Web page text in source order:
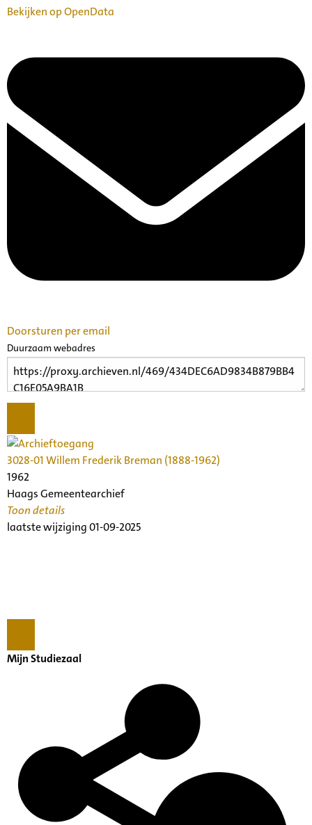
Bekijken op OpenData
Doorsturen per email
Duurzaam webadres
3028-01 Willem Frederik Breman (1888-1962)
1962
Haags Gemeentearchief
Toon details
Datering:
Openbaarheid:
Een beschrijving van dit archief in de Collecties Nederlands
Muziek Instituut is nog niet beschikbaar op deze website.
Voor meer informatie kunt u contact opnemen via het e-
mailadres nederlandsmuziekinstituut@denhaag.nl
Categorie:
Families en Personen
Kunst, Cultuur en Erfgoedbeheer
laatste wijziging 01-09-2025
Mijn Studiezaal